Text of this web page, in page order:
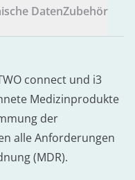
DatenZubehör
connect und i3
Medizinprodukte
der
alle Anforderungen
(MDR).